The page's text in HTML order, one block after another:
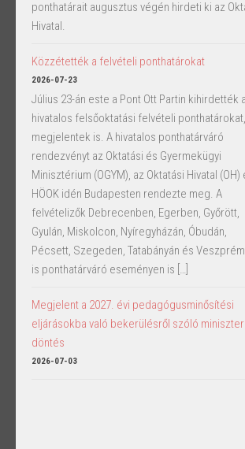
ponthatárait augusztus végén hirdeti ki az
Hivatal.
Közzétették a felvételi ponthatárokat
2026-07-23
Július 23-án este a Pont Ott Partin kihirdették a
hivatalos felsőoktatási felvételi
megjelentek is. A hivatalos ponthatárváró
rendezvényt az Oktatási és Gyermekügyi
Minisztérium (OGYM), az Oktatási Hivatal (OH)
HÖOK idén Budapesten rendezte meg. A
felvételizők Debrecenben, Egerben, Győrött,
Gyulán, Miskolcon, Nyíregyházán, Óbudán,
Pécsett, Szegeden, Tatabányán és
is ponthatárváró eseményen is […]
Megjelent a 2027. évi pedagógusminősítési
eljárásokba való bekerülésről szóló miniszteri
döntés
2026-07-03